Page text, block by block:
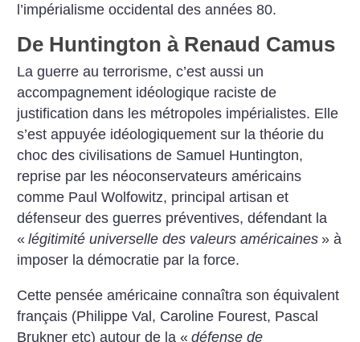
l’impérialisme occidental des années 80.
De Huntington à Renaud Camus
La guerre au terrorisme, c’est aussi un
accompagnement idéologique raciste de
justification dans les métropoles impérialistes. Elle
s’est appuyée idéologiquement sur la théorie du
choc des civilisations de Samuel Huntington,
reprise par les néoconservateurs américains
comme Paul Wolfowitz, principal artisan et
défenseur des guerres préventives, défendant la
« légitimité universelle des valeurs américaines » à
imposer la démocratie par la force.
Cette pensée américaine connaîtra son équivalent
français (Philippe Val, Caroline Fourest, Pascal
Brukner etc) autour de la « défense de